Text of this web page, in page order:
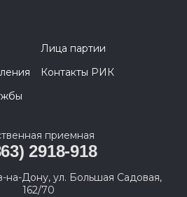
Лица партии
Контакты РИК
приемная
2918-918
на-Дону, ул. Большая Садовая,
162/70